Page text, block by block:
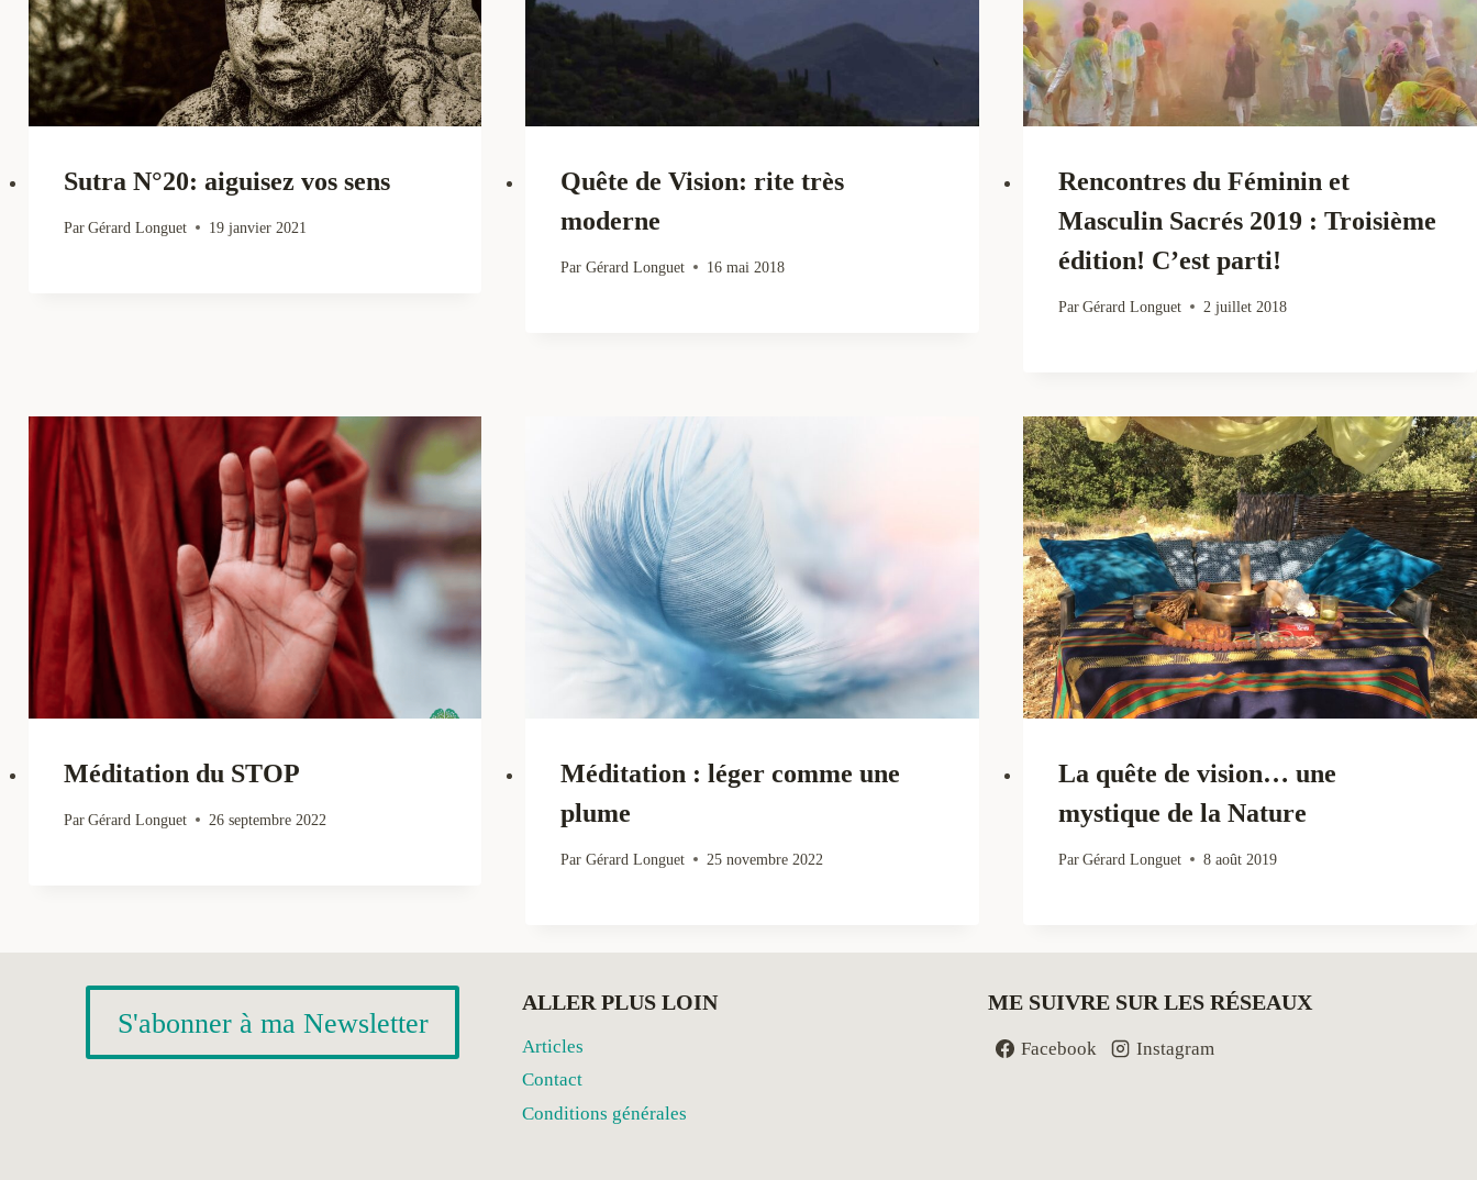
Sutra N°20: aiguisez vos sens
Par Gérard Longuet 19 janvier 2021
Quête de Vision: rite très
moderne
Par Gérard Longuet 16 mai 2018
Rencontres du Féminin et
Masculin Sacrés 2019 : Troisième
édition! C’est parti!
Par Gérard Longuet 2 juillet 2018
Méditation du STOP
Par Gérard Longuet 26 septembre 2022
Méditation : léger comme une
plume
Par Gérard Longuet 25 novembre 2022
La quête de vision… une
mystique de la Nature
Par Gérard Longuet 8 août 2019
S'abonner à ma Newsletter
ALLER PLUS LOIN
Articles
Contact
Conditions générales
ME SUIVRE SUR LES RÉSEAUX
Facebook Instagram